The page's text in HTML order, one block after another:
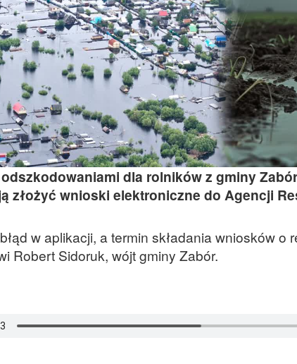
dla rolników z gminy
złożyć wnioski elektroniczne do Agencji
w aplikacji, a termin składania wniosków o
Robert Sidoruk, wójt gminy Zabór.